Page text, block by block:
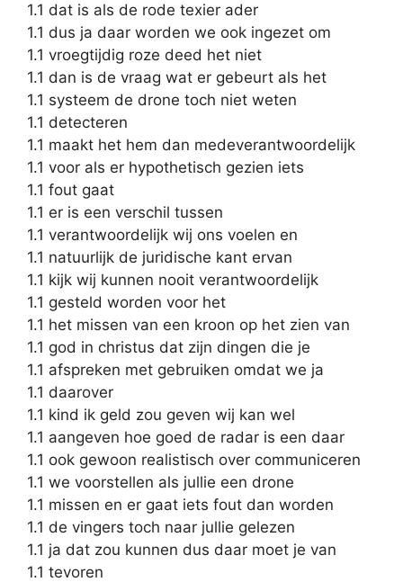
1.1 dat is als de rode texier ader
1.1 dus ja daar worden we ook ingezet om
1.1 vroegtijdig roze deed het niet
1.1 dan is de vraag wat er gebeurt als het
1.1 systeem de drone toch niet weten
1.1 detecteren
1.1 maakt het hem dan medeverantwoordelijk
1.1 voor als er hypothetisch gezien iets
1.1 fout gaat
1.1 er is een verschil tussen
1.1 verantwoordelijk wij ons voelen en
1.1 natuurlijk de juridische kant ervan
1.1 kijk wij kunnen nooit verantwoordelijk
1.1 gesteld worden voor het
1.1 het missen van een kroon op het zien van
1.1 god in christus dat zijn dingen die je
1.1 afspreken met gebruiken omdat we ja
1.1 daarover
1.1 kind ik geld zou geven wij kan wel
1.1 aangeven hoe goed de radar is een daar
1.1 ook gewoon realistisch over communiceren
1.1 we voorstellen als jullie een drone
1.1 missen en er gaat iets fout dan worden
1.1 de vingers toch naar jullie gelezen
1.1 ja dat zou kunnen dus daar moet je van
1.1 tevoren